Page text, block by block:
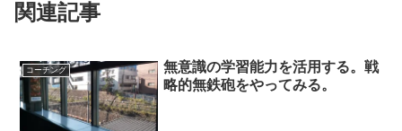
関連記事
コーチング
無意識の学習能力を活用する。戦
略的無鉄砲をやってみる。